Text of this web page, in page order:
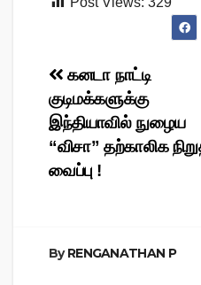
Post
navigation
கனடா நாட்டி
குடிமக்களுக்கு
இந்தியாவில் நுழைய
“விசா” தற்காலிக
வைப்பு !
ByRENGANATHAN P